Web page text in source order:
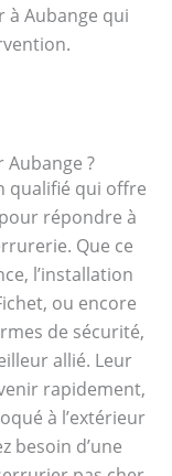
à Aubange qui
?
qualifié qui offre
répondre à
Que ce
l’installation
ou encore
de sécurité,
allié. Leur
rapidement,
à l’extérieur
besoin d’une